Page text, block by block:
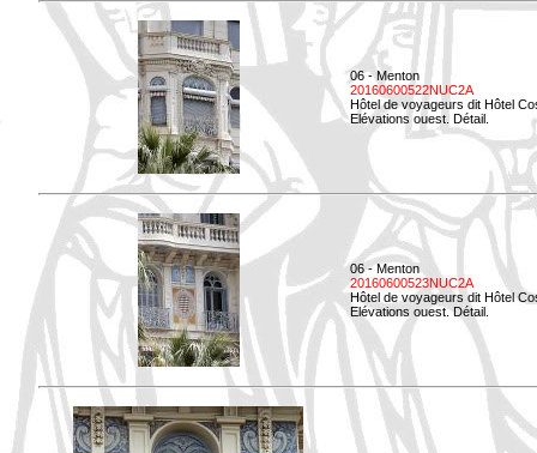
06 - Menton
20160600522NUC2A
Hôtel de voyageurs dit Hôtel
Elévations ouest. Détail.
06 - Menton
20160600523NUC2A
Hôtel de voyageurs dit Hôtel
Elévations ouest. Détail.